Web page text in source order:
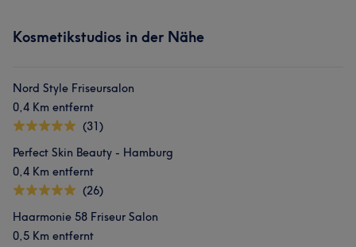
Kosmetikstudios in der Nähe
Nord Style Friseursalon
0,4 Km entfernt
(31)
Perfect Skin Beauty - Hamburg
0,4 Km entfernt
(26)
Haarmonie 58 Friseur Salon
0,5 Km entfernt